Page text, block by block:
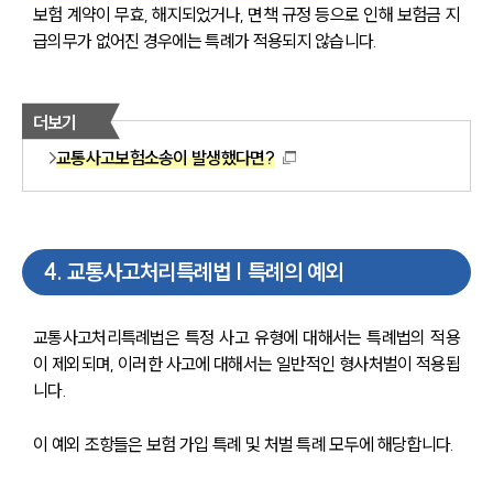
보험 계약이 무효, 해지되었거나, 면책 규정 등으로 인해 보험금 지
급의무가 없어진 경우에는 특례가 적용되지 않습니다.
더보기
교통사고보험소송이 발생했다면?
4. 교통사고처리특례법 | 특례의 예외
교통사고처리특례법은 특정 사고 유형에 대해서는 특례법의 적용
이 제외되며, 이러한 사고에 대해서는 일반적인 형사처벌이 적용됩
니다.
이 예외 조항들은 보험 가입 특례 및 처벌 특례 모두에 해당합니다.